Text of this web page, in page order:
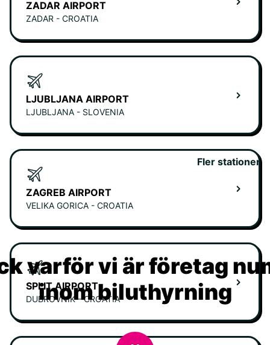
ZADAR AIRPORT
ZADAR - CROATIA
LJUBLJANA AIRPORT
LJUBLJANA - SLOVENIA
ZAGREB AIRPORT
VELIKA GORICA - CROATIA
SPLIT AIRPORT
DUBROVNIK - CROATIA
Fler stationer
varför vi är företag
inom biluthyrning